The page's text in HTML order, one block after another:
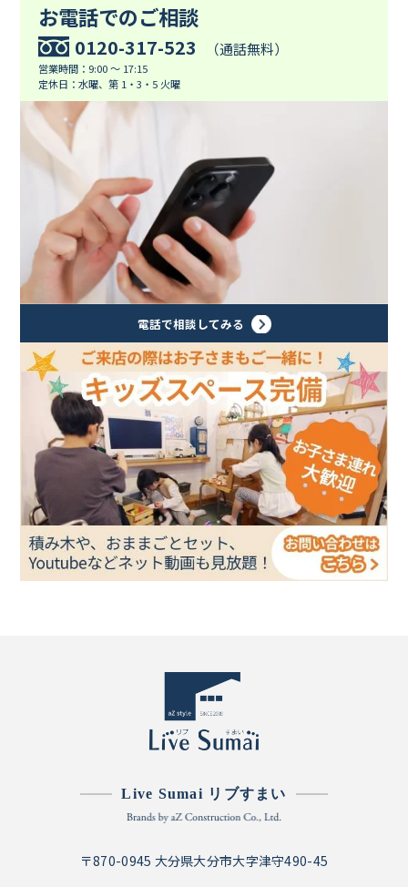
お電話でのご相談
0120-317-523 （通話無料）
営業時間：9:00 ～ 17:15
定休日：水曜、第 1・3・5 火曜
電話で相談してみる
Live Sumai リブすまい
〒870-0945 大分県大分市大字津守490-45